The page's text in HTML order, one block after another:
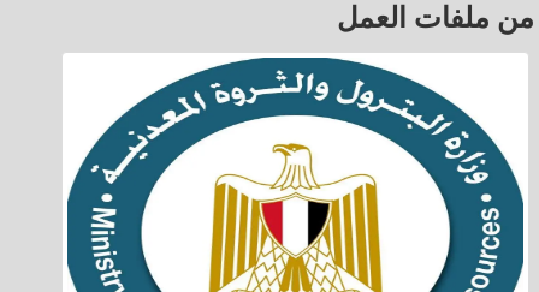
من ملفات العمل